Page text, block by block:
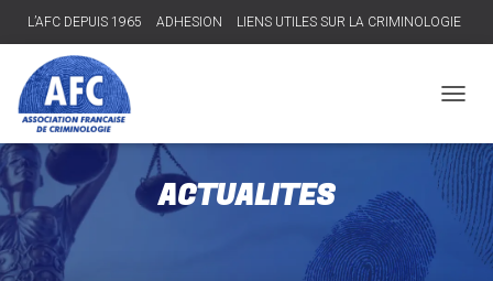
L’AFC DEPUIS 1965 ADHESION LIENS UTILES SUR LA CRIMINOLOGIE
ACTUALITES